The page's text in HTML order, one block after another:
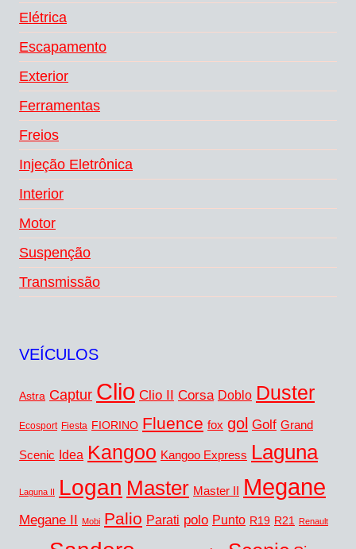
Elétrica
Escapamento
Exterior
Ferramentas
Freios
Injeção Eletrônica
Interior
Motor
Suspenção
Transmissão
VEÍCULOS
Astra Captur Clio Clio II Corsa Doblo Duster
Ecosport Fiesta FIORINO Fluence fox gol Golf Grand
Scenic Idea Kangoo Kangoo Express Laguna
Laguna II Logan Master Master II Megane
Megane II Mobi Palio Parati polo Punto R19 R21 Renault